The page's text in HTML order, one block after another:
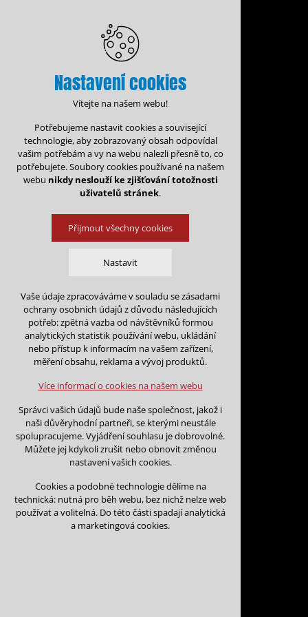
Administrace rezervací
Rezervace na:
Zpět na kalendář
Na tento den nejsou podány
Na tento den nelze podávat
Nastavení cookies
Vítejte na našem webu!
Potřebujeme nastavit cookies a související
technologie, aby zobrazovaný obsah odpovídal
vašim potřebám a vy na webu nalezli přesně to, co
potřebujete. Soubory cookies používané na našem
webu nikdy neslouží ke zjišťování totožnosti
uživatelů stránek.
Přijmout všechny cookies
Nastavit
Technická cookies
nutná pro provozování webu
udržení kontextu stránek (session):
případná přihlášení, volby jazyka, apod.
Volitelná cookies
analytická pro anonymizované vyhodnocení
návštěvnosti
marketingová cookies (Google)
Více informací o cookies na našem webu
Odmítnout vše
Vaše údaje zpracováváme v souladu se zásadami
ochrany osobních údajů z důvodu následujících
potřeb: zpětná vazba od návštěvníků formou
analytických statistik používání webu, ukládání
nebo přístup k informacím na vašem zařízení,
měření obsahu, reklama a vývoj produktů.
Více informací o cookies na našem webu
Správci vašich údajů bude naše společnost, jakož i
naši důvěryhodní partneři, se kterými neustále
spolupracujeme. Vyjádření souhlasu je dobrovolné.
Můžete jej kdykoli zrušit nebo obnovit změnou
nastavení vašich cookies.
Cookies a podobné technologie dělíme na
technická: nutná pro běh webu, bez nichž nelze web
používat a volitelná. Do této části spadají analytická
a marketingová cookies.